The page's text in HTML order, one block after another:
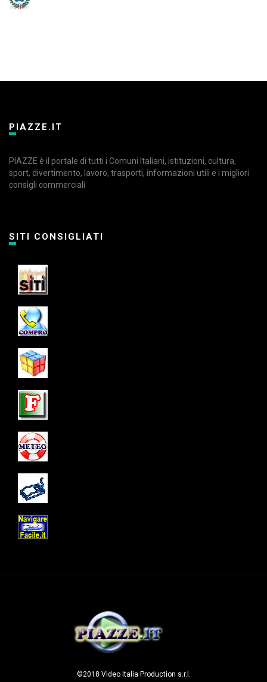
PIAZZE.IT
PIAZZE è il portale di tutti i Comuni Italiani, istituzioni, cultura,
sport, divertimento, lavoro, trasporti, informazioni utili e i migliori
consigli commerciali
SITI CONSIGLIATI
©2018 Video Italia Production s.r.l.